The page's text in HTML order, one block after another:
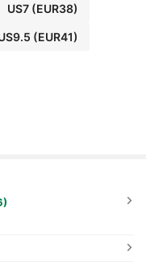
US7(EUR38)
(EUR41)